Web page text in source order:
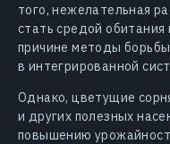
того, нежелательная
стать средой
причине методы
в интегрированной
Однако, цветущие
и других полезных
повышению